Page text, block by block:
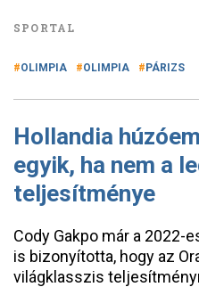
SPORTAL
OLIMPIA OLIMPIA PÁRIZS
Hollandia
egyik, ha nem a
teljesítménye
Cody Gakpo már a 2022-
is bizonyította, hogy az
világklasszis